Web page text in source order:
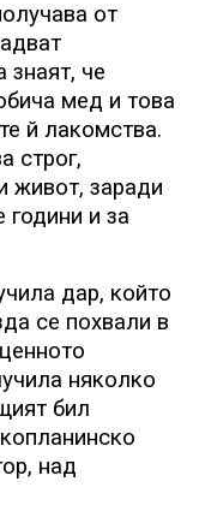
от
знаят, че
мед и това
й лакомства.
строг,
живот, заради
години и за
дар, който
се похвали в
няколко
бил
над